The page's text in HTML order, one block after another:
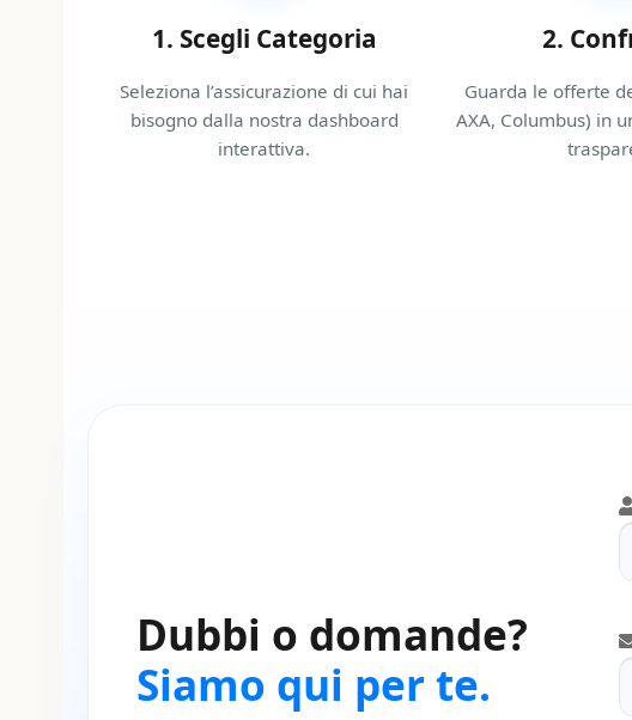
1. Scegli Categoria
Seleziona l’assicurazione di cui hai
bisogno dalla nostra dashboard
interattiva.
2.
Guarda le offerte
AXA, Columbus) in
Dubbi o domande?
Siamo qui per te.